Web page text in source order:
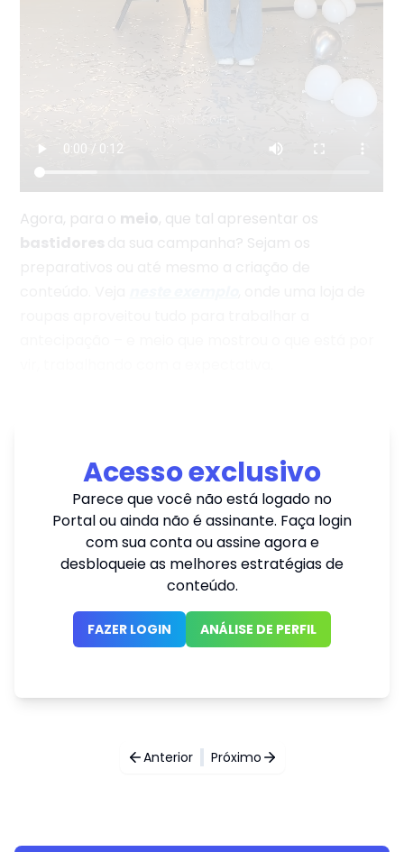
Agora, para o meio, que tal apresentar os
bastidores
da sua campanha? Sejam os
Acesso exclusivo
Parece que você não está logado no
Portal ou ainda não é assinante. Faça login
com sua conta ou assine agora e
desbloqueie as melhores estratégias de
conteúdo.
FAZER LOGIN ANÁLISE DE PERFIL
Anterior Próximo